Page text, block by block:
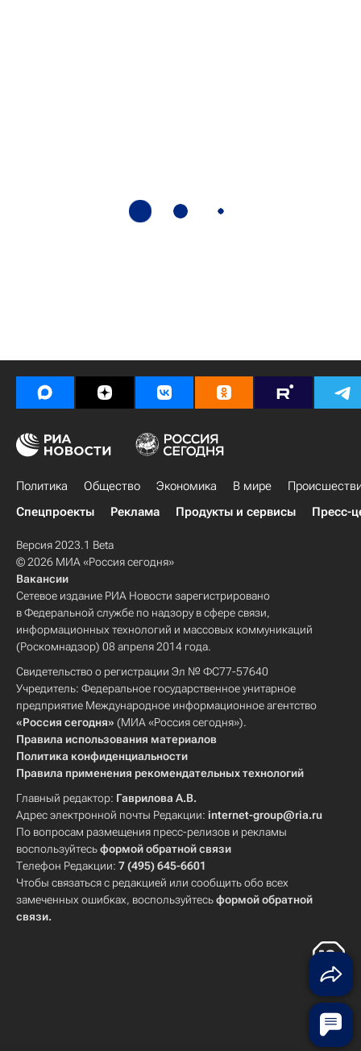
Политика Общество Экономика В мире
Спецпроекты
Реклама Продукты и сервисы Пресс-
Версия 2023.1 Beta
© 2026 МИА «Россия сегодня»
Вакансии
Сетевое издание РИА Новости зарегистрировано
в Федеральной службе по надзору в сфере связи,
информационных технологий и массовых коммуникаций
(Роскомнадзор) 08 апреля 2014 года.
Свидетельство о регистрации Эл № ФС77-57640
Учредитель: Федеральное государственное унитарное
предприятие Международное информационное агентство
«Россия сегодня» (МИА «Россия сегодня»).
Правила использования материалов
Политика конфиденциальности
Правила применения рекомендательных технологий
Главный редактор: Гаврилова А.В.
Адрес электронной почты Редакции: internet-group@ria.ru
По вопросам размещения пресс-релизов и рекламы
воспользуйтесьформой обратной связи
Телефон Редакции: 7 (495) 645-6601
Чтобы связаться с редакцией или сообщить обо всех
замеченных ошибках, воспользуйтесьформой обратной
связи.